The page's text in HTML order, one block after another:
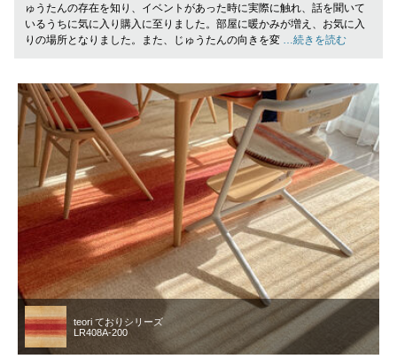
ゅうたんの存在を知り、イベントがあった時に実際に触れ、話を聞いて
いるうちに気に入り購入に至りました。部屋に暖かみが増え、お気に入
りの場所となりました。また、じゅうたんの向きを変 …続きを読む
teori ておりシリーズ
LR408A-200